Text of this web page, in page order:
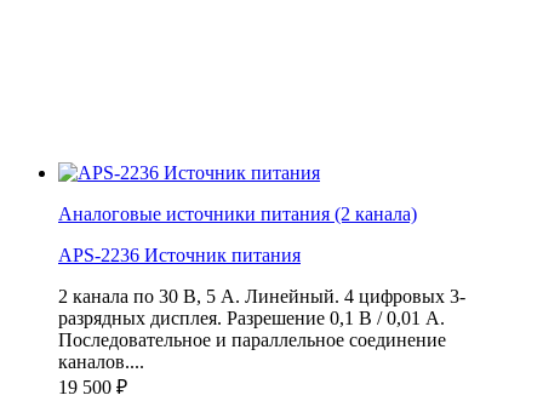
Аналоговые источники питания (2 канала)
APS-2236 Источник питания
2 канала по 30 В, 5 А. Линейный. 4 цифровых 3-
разрядных дисплея. Разрешение 0,1 В / 0,01 А.
Последовательное и параллельное соединение
каналов....
19 500 ₽